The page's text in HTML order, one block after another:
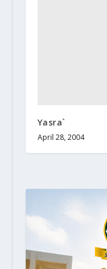
Yasra`
April 28, 2004